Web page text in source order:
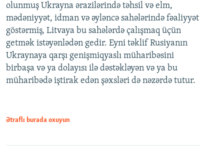
olunmuş Ukrayna ərazilərində təhsil və elm,
mədəniyyət, idman və əyləncə sahələrində fəaliyyət
göstərmiş, Litvaya bu sahələrdə çalışmaq üçün
getmək istəyənlədən gedir. Eyni təklif Rusiyanın
Ukraynaya qarşı genişmiqyaslı müharibəsini
birbaşa və ya dolayısı ilə dəstəkləyən və ya bu
müharibədə iştirak edən şəxsləri də nəzərdə tutur.
Ətraflı burada oxuyun